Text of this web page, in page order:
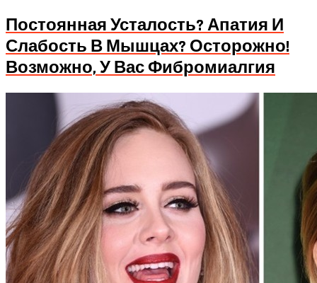
Постоянная Усталость? Апатия И
Слабость В Мышцах? Осторожно!
Возможно, У Вас Фибромиалгия